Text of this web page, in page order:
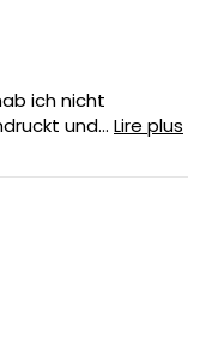
ich nicht
und... Lire plus